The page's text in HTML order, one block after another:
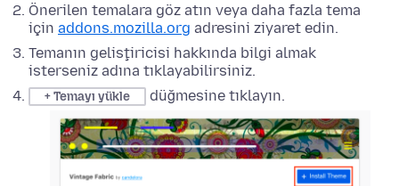
Önerilen temalara göz atın veya daha fazla tema
için addons.mozilla.org adresini ziyaret edin.
Temanın geliştiricisi hakkında bilgi almak
isterseniz adına tıklayabilirsiniz.
+ Temayı yükle düğmesine tıklayın.